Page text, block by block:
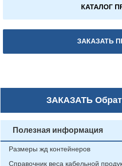
КАТАЛОГ
ЗАКАЗАТЬ
ЗАКАЗАТЬ
Полезная информация
Размеры жд контейнеров
Справочник веса кабельной